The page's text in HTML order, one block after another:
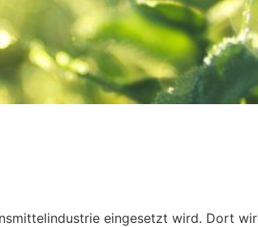
eingesetzt wird. Dort